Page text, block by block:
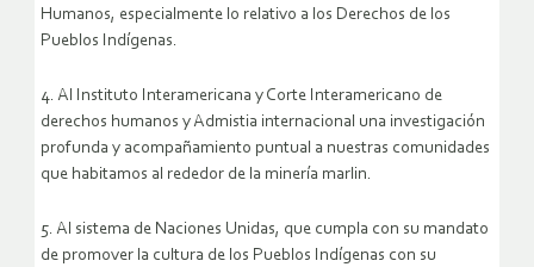
Humanos, especialmente lo relativo a los Derechos de los
Pueblos Indígenas.
4. Al Instituto Interamericana y Corte Interamericano de
derechos humanos y Admistia internacional una investigación
profunda y acompañamiento puntual a nuestras comunidades
que habitamos al rededor de la minería marlin.
5. Al sistema de Naciones Unidas, que cumpla con su mandato
de promover la cultura de los Pueblos Indígenas con su